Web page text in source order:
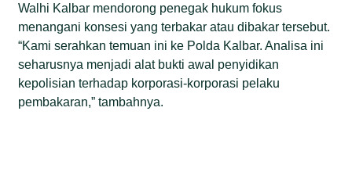
Walhi Kalbar mendorong penegak hukum fokus
menangani konsesi yang terbakar atau dibakar tersebut.
“Kami serahkan temuan ini ke Polda Kalbar. Analisa ini
seharusnya menjadi alat bukti awal penyidikan
kepolisian terhadap korporasi-korporasi pelaku
pembakaran,” tambahnya.